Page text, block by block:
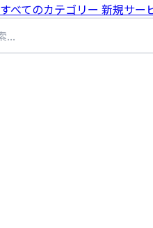
すべてのカテゴリー 新規サー